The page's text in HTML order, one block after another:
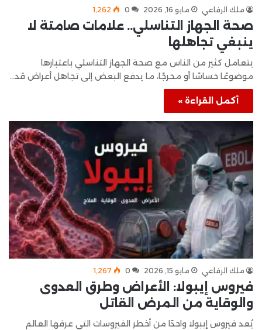
ملك الرفاعي مايو 16, 2026 0 1٬262
صحة الجهاز التناسلي.. علامات صامتة لا
ينبغي تجاهلها
يتعامل كثير من الناس مع صحة الجهاز التناسلي باعتبارها
موضوعًا حساسًا أو محرجًا، ما يدفع البعض إلى تجاهل أعراض قد…
أكمل القراءة »
ملك الرفاعي مايو 15, 2026 0 1٬267
فيروس إيبولا: الأعراض وطرق العدوى
والوقاية من المرض القاتل
يُعد فيروس إيبولا واحدًا من أخطر الفيروسات التي عرفها العالم